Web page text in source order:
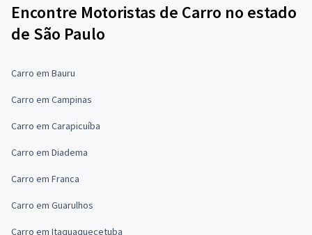
Encontre Motoristas de Carro no estado
de São Paulo
Carro em Bauru
Carro em Campinas
Carro em Carapicuíba
Carro em Diadema
Carro em Franca
Carro em Guarulhos
Carro em Itaquaquecetuba